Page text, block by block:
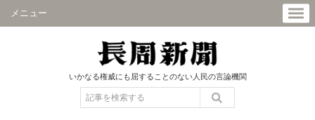
メニュー
いかなる権威にも屈することのない人民の言論機関